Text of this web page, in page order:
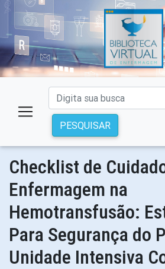
PESQUISAR
Checklist de
Enfermagem na
Hemotransfusão:
Para Segurança do
Unidade Intensiva